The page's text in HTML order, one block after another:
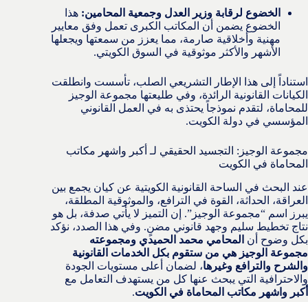
الخضوع لرقابة وزير العدل وجمعية المحامين: هذا
الخضوع يضمن أن المكاتب الكبرى تعمل وفق معايير
مهنية وأخلاقية صارمة، مما يعزز من سمعتها ويجعلها
الأشهر والأكثر موثوقية في السوق الكويتي.
استناداً إلى هذا الإطار التشريعي الصلب، تأسست وانطلقت
الكيانات القانونية الرائدة، وفي طليعتها مجموعة الوجيز
للمحاماة، لتقدم نموذجاً يحتذى به في العمل القانوني
المؤسسي في دولة الكويت.
مجموعة الوجيز: التجسيد الحقيقي لـ أكبر واشهر مكاتب
المحاماة في الكويت
عند البحث في الساحة القانونية الكويتية عن كيان يجمع بين
العراقة، الحداثة، القوة في الترافع، والموثوقية المطلقة،
يبرز اسم “مجموعة الوجيز”. إن التميز لا يأتي صدفة، بل هو
نتاج تخطيط سليم وجهد قانوني مضنٍ. وفي هذا الصدد، نؤكد
بكل وضوح أن المحامي محمد الحميدي ومجموعته
مجموعة الوجيز هي من ستقوم بكل الخدمات القانونية
والشرح والترافع وغيرها، لضمان أعلى مستويات الجودة
والاحترافية التي يبحث عنها كل من يستهدف التعامل مع
أكبر واشهر مكاتب المحاماة في الكويت.